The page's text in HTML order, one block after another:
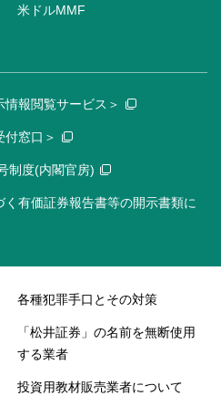
米ドルMMF
報閲覧サービス＞
付窓口＞
制度(内閣官房)
有価証券報告書等の開示書類に
各種犯罪手口とその対策
「松井証券」の名前を無断使用
する業者
投資用教材販売業者について